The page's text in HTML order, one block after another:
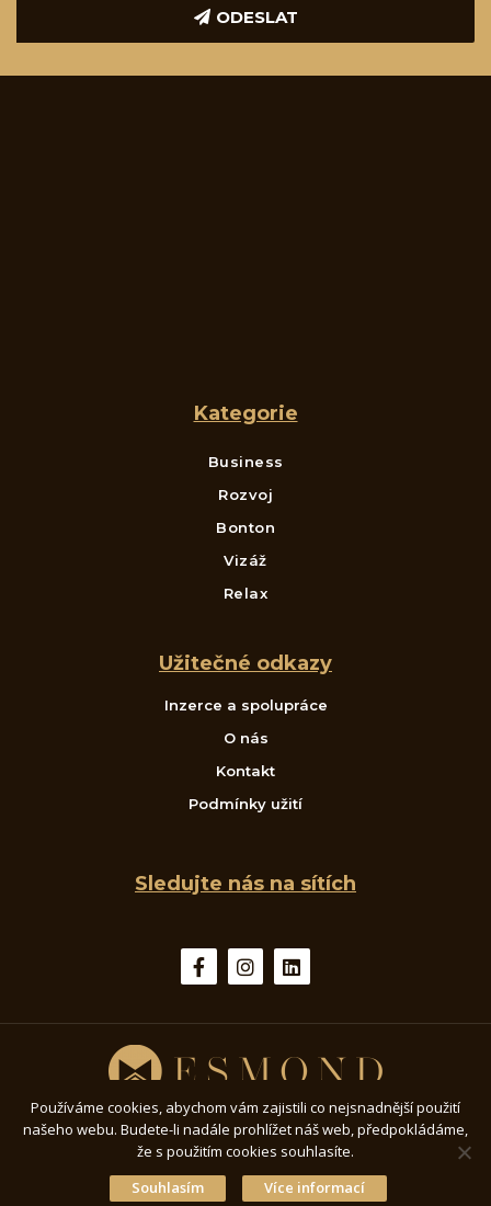
ODESLAT
Kategorie
Business
Rozvoj
Bonton
Vizáž
Relax
Užitečné odkazy
Inzerce a spolupráce
O nás
Kontakt
Podmínky užití
Sledujte nás na sítích
© ESMOND.cz - Všechna práva vyhrazena
Používáme cookies, abychom vám zajistili co nejsnadnější použití
našeho webu. Budete-li nadále prohlížet náš web, předpokládáme,
že s použitím cookies souhlasíte.
Souhlasím
Více informací